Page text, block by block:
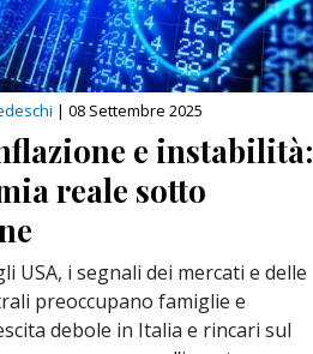
| 08 Settembre 2025
e instabilità:
reale sotto
USA, i segnali dei mercati e delle
preoccupano famiglie e
debole in Italia e rincari sul